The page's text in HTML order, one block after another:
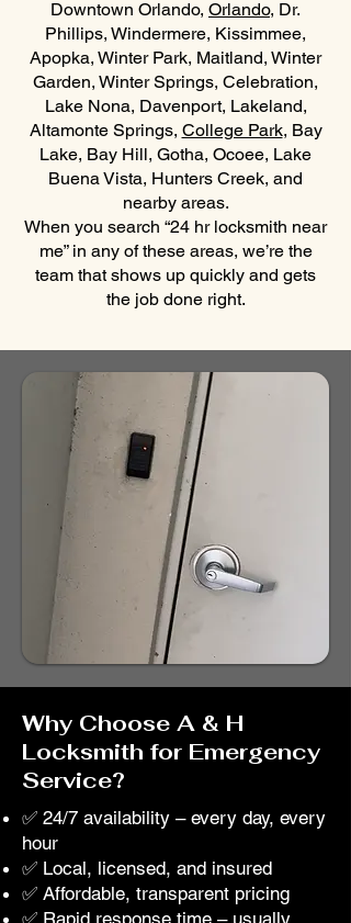
Downtown Orlando, Orlando, Dr.
Phillips, Windermere, Kissimmee,
Apopka, Winter Park, Maitland, Winter
Garden, Winter Springs, Celebration,
Lake Nona, Davenport, Lakeland,
Altamonte Springs, College Park, Bay
Lake, Bay Hill, Gotha, Ocoee, Lake
Buena Vista, Hunters Creek, and
nearby areas.
When you search “24 hr locksmith near
me” in any of these areas, we’re the
team that shows up quickly and gets
the job done right.
Why Choose A & H
Locksmith for Emergency
Service?
✅ 24/7 availability – every day, every
hour
✅ Local, licensed, and insured
✅ Affordable, transparent pricing
✅ Rapid response time – usually